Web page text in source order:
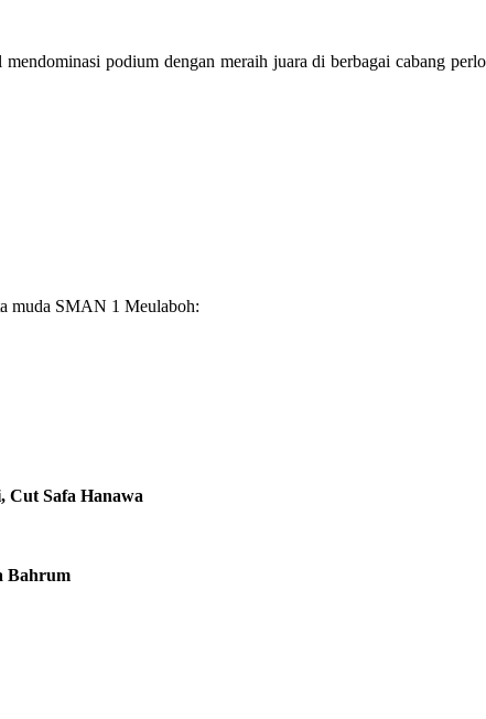
podium dengan meraih juara di berbagai cabang
muda SMAN 1 Meulaboh:
Cut Safa Hanawa
Bahrum